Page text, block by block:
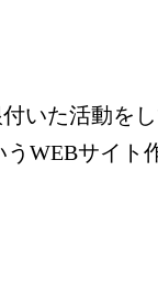
いた活動を
WEBサイト